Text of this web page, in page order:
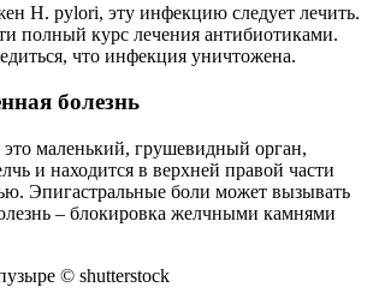
H. pylori, эту инфекцию следует лечить.
полный курс лечения антибиотиками.
что инфекция уничтожена.
болезнь
маленький, грушевидный орган,
и находится в верхней правой части
Эпигастральные боли может вызывать
– блокировка желчными камнями
© shutterstock